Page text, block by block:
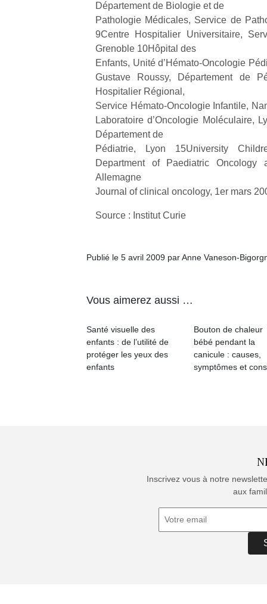
Département de Biologie et de
Pathologie Médicales, Service de
9Centre Hospitalier Universitaire,
Grenoble 10Hôpital des
Enfants, Unité d’Hémato-Oncologie
Gustave Roussy, Département de
Hospitalier Régional,
Service Hémato-Oncologie Infantile,
Laboratoire d’Oncologie Moléculaire,
Département de
Pédiatrie, Lyon 15University
Department of Paediatric Oncology
Allemagne
Journal of clinical oncology, 1er mars
Source : Institut Curie
Publié le 5 avril 2009 par Anne Vaneson-
Vous aimerez aussi …
Santé visuelle des
enfants : de l’utilité de
protéger les yeux des
enfants
Bouton de chaleur
bébé pendant la
canicule : causes,
symptômes et
Inscrivez vous à notre
aux